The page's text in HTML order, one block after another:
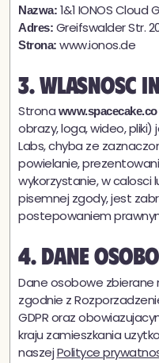
Nazwa: 1&1 IONOS Cloud
Adres: Greifswalder Str.
Strona: www.ionos.de
3. Wlasnosc
Strona www.spacecake.co
obrazy, loga, wideo,
Labs, chyba ze
powielanie,
wykorzystanie, w calosci
pisemnej zgody, jest
postepowaniem
4. Dane
Dane osobowe
zgodnie z
GDPR oraz
kraju zamieszkania
naszejPolityce